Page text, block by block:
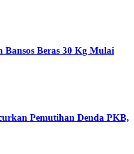
Bansos Beras 30 Kg Mulai
Pemutihan Denda PKB,